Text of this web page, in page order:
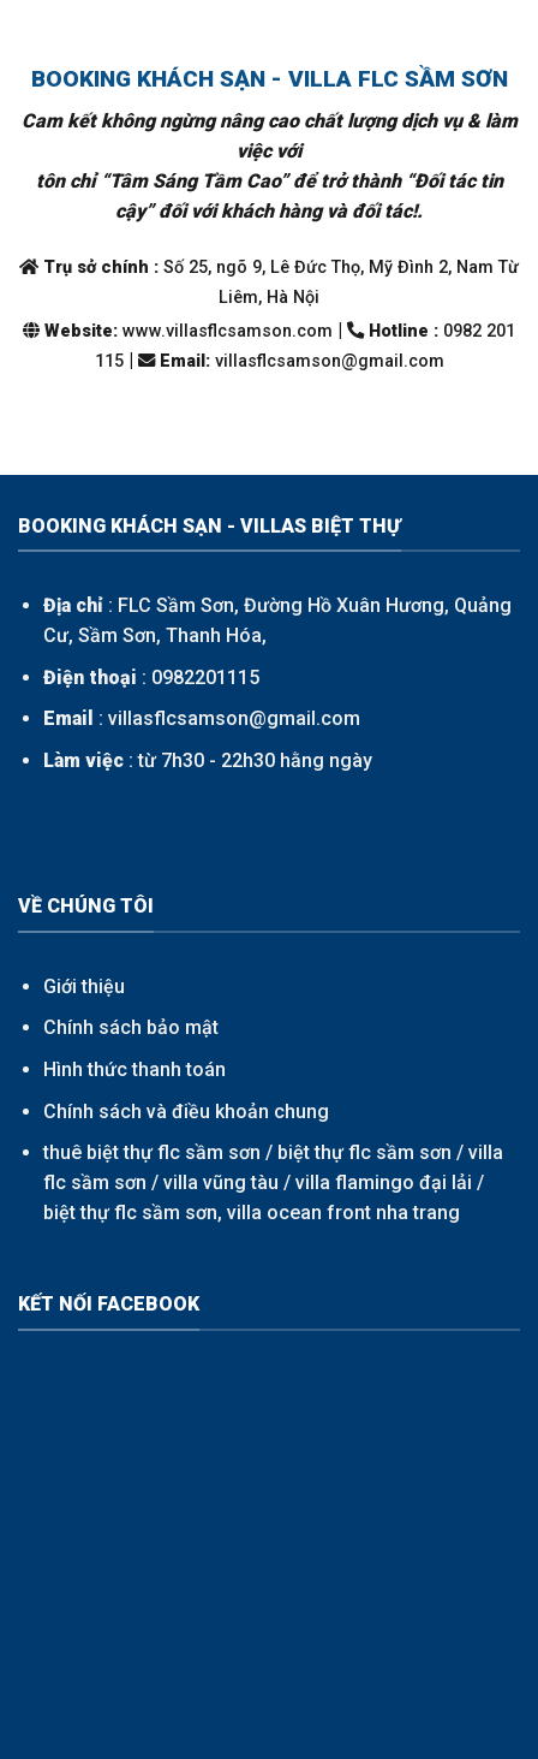
BOOKING KHÁCH SẠN - VILLA FLC SẦM SƠN
Cam kết không ngừng nâng cao chất lượng dịch vụ & làm
việc với
tôn chỉ “Tâm Sáng Tầm Cao” để trở thành “Đối tác tin
cậy” đối với khách hàng và đối tác!.
Trụ sở chính : Số 25, ngõ 9, Lê Đức Thọ, Mỹ Đình 2, Nam Từ
Liêm, Hà Nội
Website: www.villasflcsamson.com | Hotline : 0982 201
115 | Email :villasflcsamson@gmail.com
BOOKING KHÁCH SẠN - VILLAS BIỆT THỰ
Địa chỉ: FLC Sầm Sơn, Đường Hồ Xuân Hương, Quảng
Cư, Sầm Sơn, Thanh Hóa,
Điện thoại : 0982201115
Email : villasflcsamson@gmail.com
Làm việc: từ 7h30 - 22h30 hằng ngày
VỀ CHÚNG TÔI
Giới thiệu
Chính sách bảo mật
Hình thức thanh toán
Chính sách và điều khoản chung
thuê biệt thự flc sầm sơn / biệt thự flc sầm sơn / villa
flc sầm sơn / villa vũng tàu / villa flamingo đại lải /
biệt thự flc sầm sơn, villa ocean front nha trang
KẾT NỐI FACEBOOK